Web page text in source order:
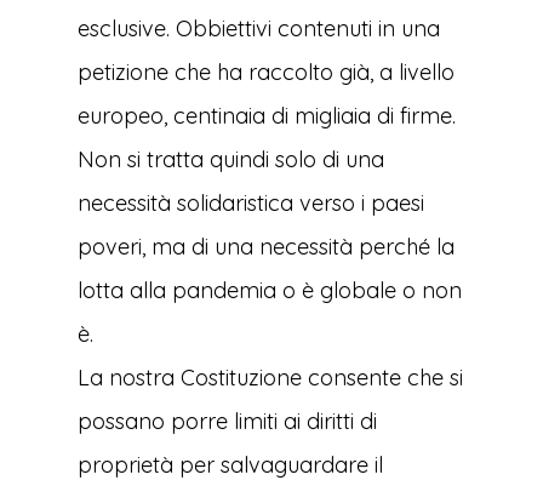
esclusive. Obbiettivi contenuti in una
petizione che ha raccolto già, a livello
europeo, centinaia di migliaia di firme.
Non si tratta quindi solo di una
necessità solidaristica verso i paesi
poveri, ma di una necessità perché la
lotta alla pandemia o è globale o non
è.
La nostra Costituzione consente che si
possano porre limiti ai diritti di
proprietà per salvaguardare il